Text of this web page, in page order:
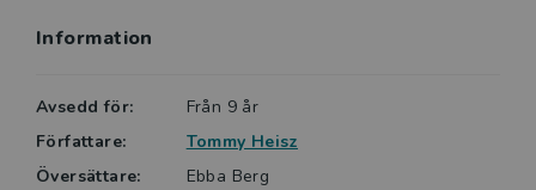
Information
Avsedd för:
Från 9 år
Författare:
Tommy Heisz
Översättare:
Ebba Berg